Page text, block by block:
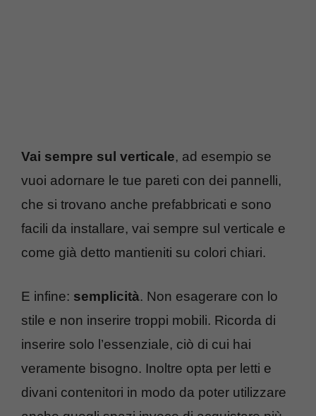
Vai sempre sul verticale, ad esempio se
vuoi adornare le tue pareti con dei pannelli,
che si trovano anche prefabbricati e sono
facili da installare, vai sempre sul verticale e
come già detto mantieniti su colori chiari.
E infine: semplicità. Non esagerare con lo
stile e non inserire troppi mobili. Ricorda di
inserire solo l’essenziale, ciò di cui hai
veramente bisogno. Inoltre opta per letti e
divani contenitori in modo da poter utilizzare